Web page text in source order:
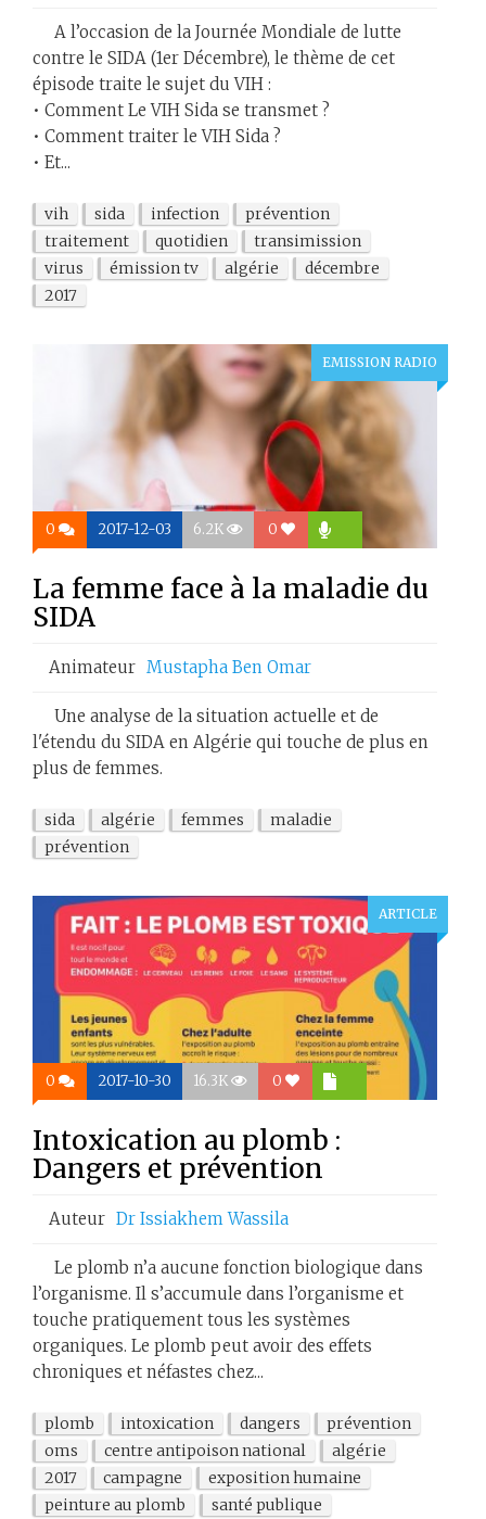
A l’occasion de la Journée Mondiale de lutte
contre le SIDA (1er Décembre), le thème de cet
épisode traite le sujet du VIH :
• Comment Le VIH Sida se transmet ?
• Comment traiter le VIH Sida ?
• Et...
vih sida infection
prévention
traitement
quotidien
transimission
virus
émission tv algérie
décembre
2017
EMISSION RADIO
0 2017-12-03 6.2K 0
La femme face à la maladie du
SIDA
Animateur Mustapha Ben Omar
Une analyse de la situation actuelle et de
l'étendu du SIDA en Algérie qui touche de plus en
plus de femmes.
sida algérie femmes
maladie
prévention
ARTICLE
0 2017-10-30 16.3K 0
Intoxication au plomb :
Dangers et prévention
Auteur Dr Issiakhem Wassila
Le plomb n’a aucune fonction biologique dans
l’organisme. Il s’accumule dans l’organisme et
touche pratiquement tous les systèmes
organiques. Le plomb peut avoir des effets
chroniques et néfastes chez...
plomb intoxication dangers
prévention
oms
centre antipoison national
algérie
2017
campagne
exposition humaine
peinture au plomb
santé publique